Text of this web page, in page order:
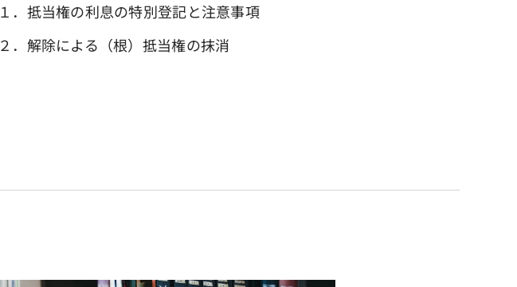
１．抵当権の利息の特別登記と注意事項
２．解除による（根）抵当権の抹消